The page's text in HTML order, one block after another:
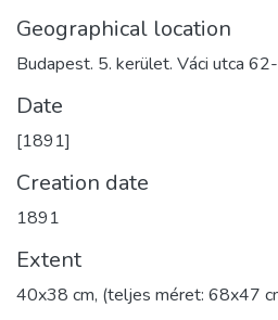
Geographical location
Budapest. 5. kerület. Váci utca
Date
[1891]
Creation date
1891
Extent
40x38 cm, (teljes méret: 68x47